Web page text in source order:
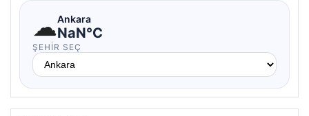
☁Ankara
NaN°C
ŞEHIR SEÇ